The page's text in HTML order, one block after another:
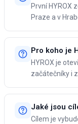
První HYROX
Praze a v
Pro koho je
HYROX je
začátečníky i
Jaké jsou
Cílem je